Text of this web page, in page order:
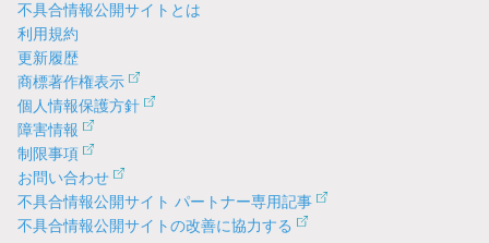
不具合情報公開サイトとは
利用規約
更新履歴
商標著作権表示
個人情報保護方針
障害情報
制限事項
お問い合わせ
不具合情報公開サイト パートナー専用記事
不具合情報公開サイトの改善に協力する